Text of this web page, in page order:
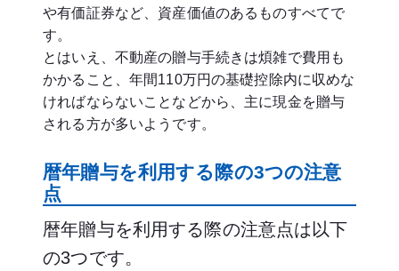
や有価証券など、資産価値のあるものすべてで
す。
とはいえ、不動産の贈与手続きは煩雑で費用も
かかること、年間110万円の基礎控除内に収めな
ければならないことなどから、主に現金を贈与
される方が多いようです。
暦年贈与を利用する際の3つの注意
点
暦年贈与を利用する際の注意点は以下
の3つです。